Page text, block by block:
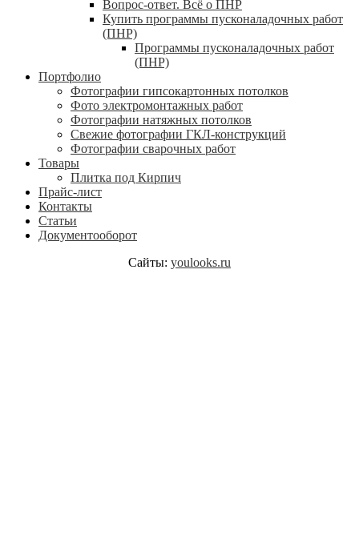
Вопрос-ответ. Всё о ПНР
Купить программы пусконаладочных работ
(ПНР)
Программы пусконаладочных работ
(ПНР)
Портфолио
Фотографии гипсокартонных потолков
Фото электромонтажных работ
Фотографии натяжных потолков
Свежие фотографии ГКЛ-конструкций
Фотографии сварочных работ
Товары
Плитка под Кирпич
Прайс-лист
Контакты
Статьи
Документооборот
Сайты: youlooks.ru